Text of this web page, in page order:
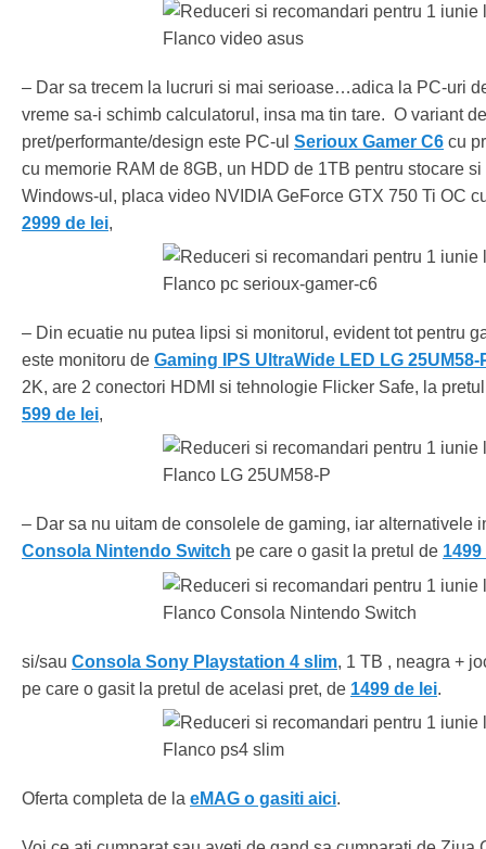
– Dar sa trecem la lucruri si mai serioase…adica la PC-uri
vreme sa-i schimb calculatorul, insa ma tin tare. O variant
pret/performante/design este PC-ul Serioux Gamer C6 cu
cu memorie RAM de 8GB, un HDD de 1TB pentru stocare
Windows-ul, placa video NVIDIA GeForce GTX 750 Ti OC
2999 de lei,
– Din ecuatie nu putea lipsi si monitorul, evident tot pentru
este monitoru de Gaming IPS UltraWide LED LG 25UM58-
2K, are 2 conectori HDMI si tehnologie Flicker Safe, la
599 de lei,
– Dar sa nu uitam de consolele de gaming, iar alternativele
Consola Nintendo Switch pe care o gasit la pretul de
si/sau Consola Sony Playstation 4 slim, 1 TB , neagra +
pe care o gasit la pretul de acelasi pret, de 1499 de lei.
Oferta completa de la eMAG o gasiti aici.